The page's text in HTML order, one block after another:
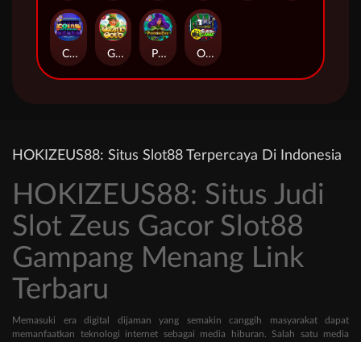
Poison Eve
Coins of Fortune Outsourced: Slash Game
Gaelic Gold
HOKIZEUS88: Situs Slot88 Terpercaya Di Indonesia
HOKIZEUS88: Situs Judi
Slot Zeus Gacor Slot88
Gampang Menang Link
Terbaru
Memasuki era digital dijaman yang semakin canggih masyarakat dapat
memanfaatkan teknologi internet sebagai media hiburan. Salah satu media